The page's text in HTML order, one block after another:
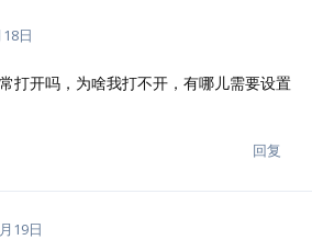
日
打开吗，为啥我打不开，有哪儿需要设置
回复
19日